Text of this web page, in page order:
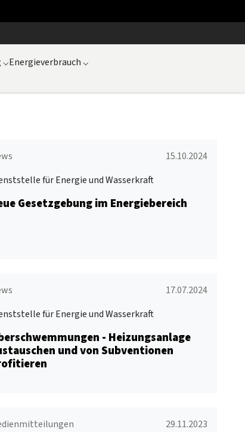
⌵Energieverbrauch ⌵
15.10.2024
für Energie und Wasserkraft
Gesetzgebung im Energiebereich
17.07.2024
für Energie und Wasserkraft
- Heizungsanlage
und von Subventionen
29.11.2023